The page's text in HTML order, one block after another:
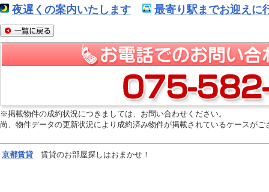
夜遅くの案内いたします 最寄り駅までお迎えに
※掲載物件の成約状況につきましては、お問い合わせください。
尚、物件データの更新状況により成約済み物件が掲載されているケースが
京都賃貸 賃貸のお部屋探しはおまかせ！